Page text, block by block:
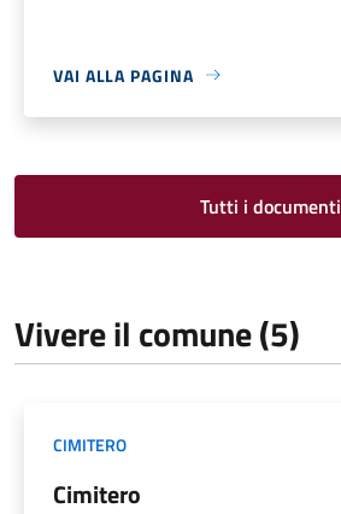
VAI ALLA PAGINA
Tutti i documenti
Vivere il comune (5)
CIMITERO
Cimitero